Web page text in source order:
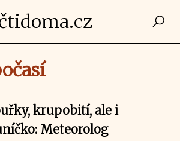
krupobití, ale i
Meteorolog